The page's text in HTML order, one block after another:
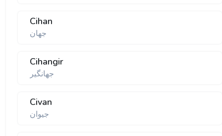
Cihan
جهان
Cihangir
جهانگیر
Civan
جیوان